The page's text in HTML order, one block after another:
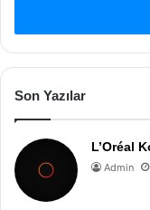
Son Yazılar
L’Oréal
Admin